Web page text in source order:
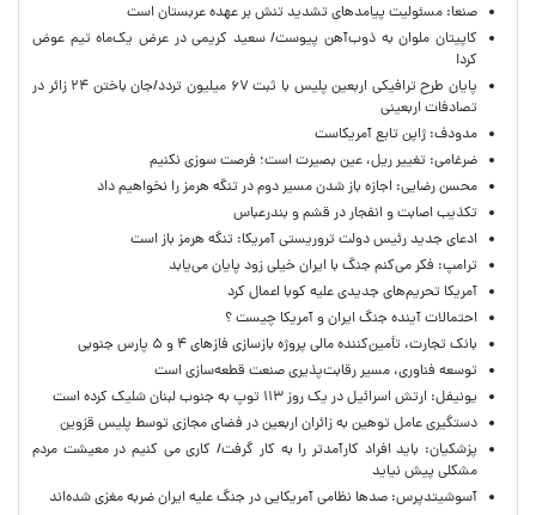
صنعا: مسئولیت پیامدهای تشدید تنش بر عهده عربستان است
کاپیتان ملوان به ذوب‌آهن پیوست/ سعید کریمی در عرض یک‌ماه تیم عوض
کرد!
پایان طرح ترافیکی اربعین پلیس با ثبت ۶۷ میلیون تردد/جان باختن ۲۴ زائر در
تصادفات اربعینی
مدودف: ژاپن تابع آمریکاست
ضرغامی: تغییر ریل، عین بصیرت است؛ فرصت سوزی نکنیم
محسن رضایی: اجازه باز شدن مسیر دوم در تنگه هرمز را نخواهیم داد
تکذیب اصابت و انفجار در قشم و بندرعباس
ادعای جدید رئیس دولت تروریستی آمریکا: تنگه هرمز باز است
ترامپ: فکر می‌کنم جنگ با ایران خیلی زود پایان می‌یابد
آمریکا تحریم‌های جدیدی علیه کوبا اعمال کرد
احتمالات آینده جنگ ایران و آمریکا چیست ؟
بانک تجارت، تأمین‌کننده مالی پروژه بازسازی فازهای ۴ و ۵ پارس جنوبی
توسعه فناوری، مسیر رقابت‌پذیری صنعت قطعه‌سازی است
یونیفل: ارتش اسرائیل در یک روز ۱۱۳ توپ به جنوب لبنان شلیک کرده است
دستگیری عامل توهین به زائران اربعین در فضای مجازی توسط پلیس قزوین
پزشکیان: باید افراد کارآمدتر را به کار گرفت/ کاری می کنیم در معیشت مردم
مشکلی پیش نیاید
آسوشیتدپرس: صدها نظامی آمریکایی در جنگ علیه ایران ضربه مغزی شده‌اند